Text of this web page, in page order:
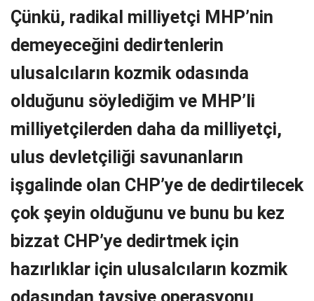
Çünkü, radikal milliyetçi MHP’nin
demeyeceğini dedirtenlerin
ulusalcıların kozmik odasında
olduğunu söylediğim ve MHP’li
milliyetçilerden daha da milliyetçi,
ulus devletçiliği savunanların
işgalinde olan CHP’ye de dedirtilecek
çok şeyin olduğunu ve bunu bu kez
bizzat CHP’ye dedirtmek için
hazırlıklar için ulusalcıların kozmik
odasından tavsiye operasyonu